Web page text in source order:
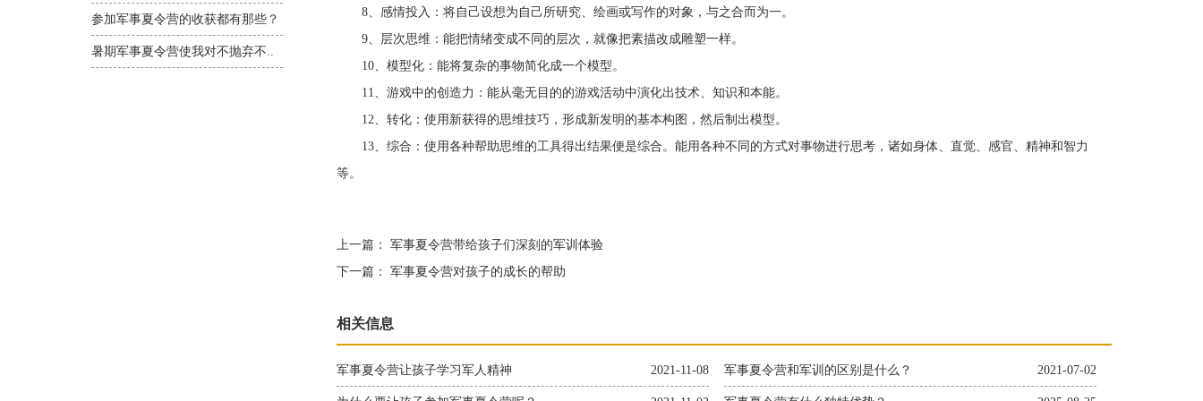
参加军事夏令营的收获都有那些？
暑期军事夏令营使我对不抛弃不..
8、感情投入：将自己设想为自己所研究、绘画或写作的对象，与之合而为一。
9、层次思维：能把情绪变成不同的层次，就像把素描改成雕塑一样。
10、模型化：能将复杂的事物简化成一个模型。
11、游戏中的创造力：能从毫无目的的游戏活动中演化出技术、知识和本能。
12、转化：使用新获得的思维技巧，形成新发明的基本构图，然后制出模型。
13、综合：使用各种帮助思维的工具得出结果便是综合。能用各种不同的方式对事物进行思考，诸如身体、直觉、感官、精神和智力
等。
上一篇：
军事夏令营带给孩子们深刻的军训体验
下一篇：
军事夏令营对孩子的成长的帮助
相关信息
2021-11-08
军事夏令营让孩子学习军人精神 2021-07-02
军事夏令营和军训的区别是什么？